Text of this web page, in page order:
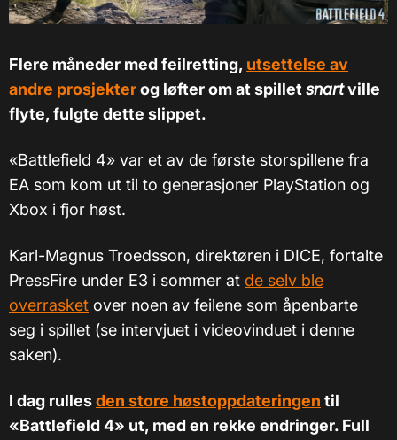
Flere måneder med feilretting, utsettelse av
andre prosjekterog løfter om at spillet snartville
flyte, fulgte dette slippet.
«Battlefield 4» var et av de første storspillene fra
EA som kom ut til to generasjoner PlayStation og
Xbox i fjor høst.
Karl-Magnus Troedsson, direktøren i DICE, fortalte
PressFire under E3 i sommer at de selv ble
overrasket over noen av feilene som åpenbarte
seg i spillet (se intervjuet i videovinduet i denne
saken).
I dag rullesden store høstoppdateringen til
«Battlefield 4» ut, med en rekke endringer. Full